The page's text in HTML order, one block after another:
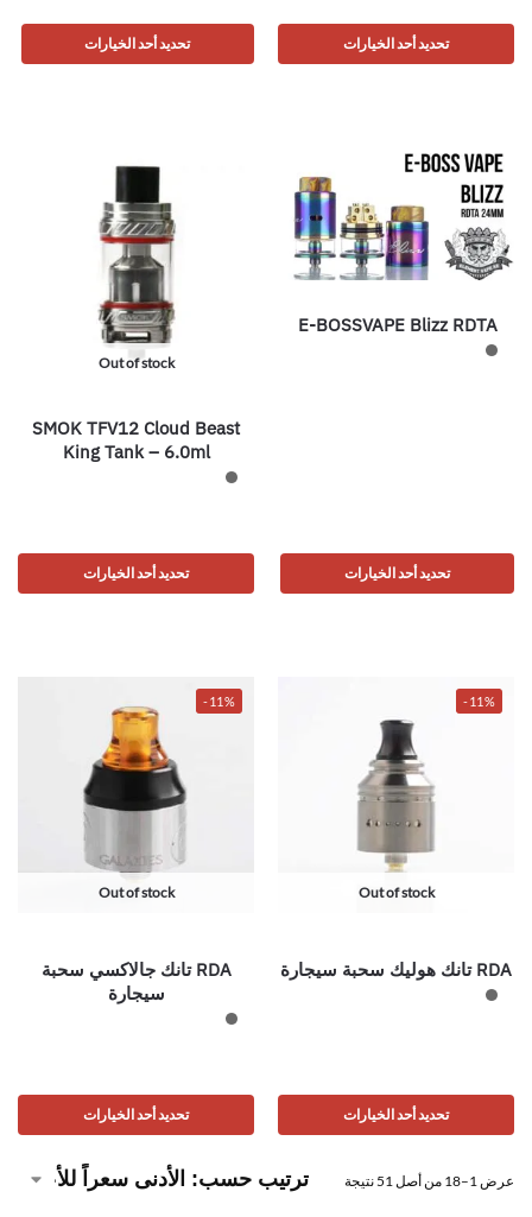
تحديد أحد الخيارات تحديد أحد الخيارات
E-BOSSVAPE Blizz RDTA
تحديد أحد الخيارات
Out of stock
SMOK TFV12 Cloud Beast
King Tank – 6.0ml
تحديد أحد الخيارات
-11%
Out of stock
RDA تانك هوليك سحبة سيجارة
تحديد أحد الخيارات
-11%
Out of stock
RDA تانك جالاكسي سحبة
سيجارة
تحديد أحد الخيارات
عرض 1–18 من أصل 51 نتيجة